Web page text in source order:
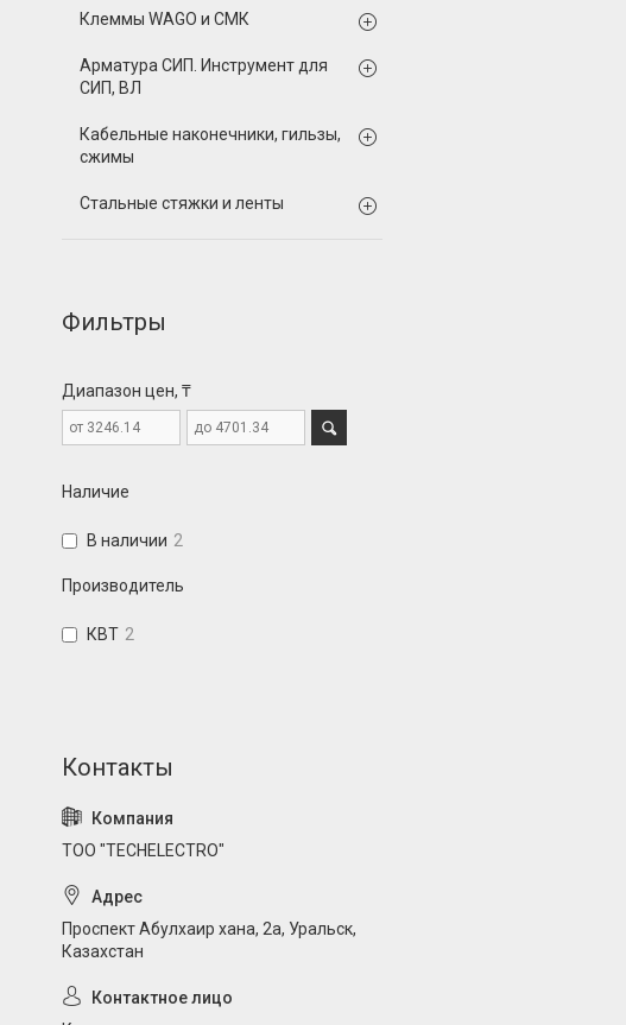
Клеммы WAGO и СМК
Арматура СИП. Инструмент для
СИП, ВЛ
Кабельные наконечники, гильзы,
сжимы
Стальные стяжки и ленты
Фильтры
Диапазон цен, ₸
Наличие
В наличии 2
Производитель
КВТ 2
ТОО "TECHELECTRO"
Проспект Абулхаир хана, 2а, Уральск,
Казахстан